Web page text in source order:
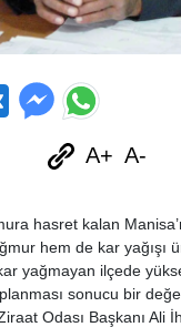
A+ A-
hasret kalan
hem de kar yağışı
kar yağmayan ilçede
sonucu bir
Odası Başkanı Ali